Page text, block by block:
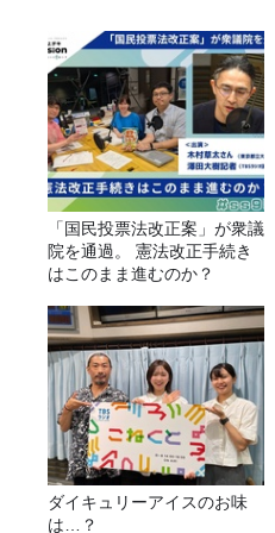
「国民投票法改正案」が衆議
院を通過。 憲法改正手続き
はこのまま進むのか？
ダイキュリーアイスのお味
は…？